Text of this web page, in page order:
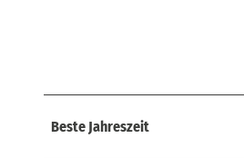
Beste Jahreszeit